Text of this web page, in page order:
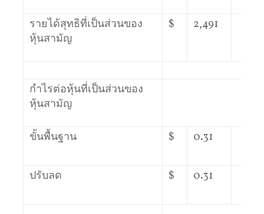
รายได้สุทธิที่เป็นส่วนของ
หุ้นสามัญ
$ 2,491
กำไรต่อหุ้นที่เป็นส่วนของ
หุ้นสามัญ
ขั้นพื้นฐาน $ 0.31
ปรับลด $ 0.31